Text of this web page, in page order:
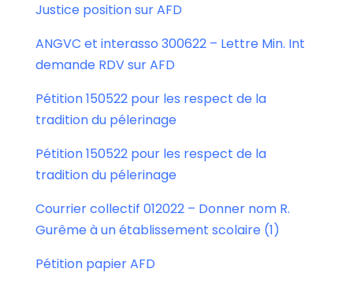
Justice position sur AFD
ANGVC et interasso 300622 – Lettre Min. Int
demande RDV sur AFD
Pétition 150522 pour les respect de la
tradition du pélerinage
Pétition 150522 pour les respect de la
tradition du pélerinage
Courrier collectif 012022 – Donner nom R.
Gurême à un établissement scolaire (1)
Pétition papier AFD